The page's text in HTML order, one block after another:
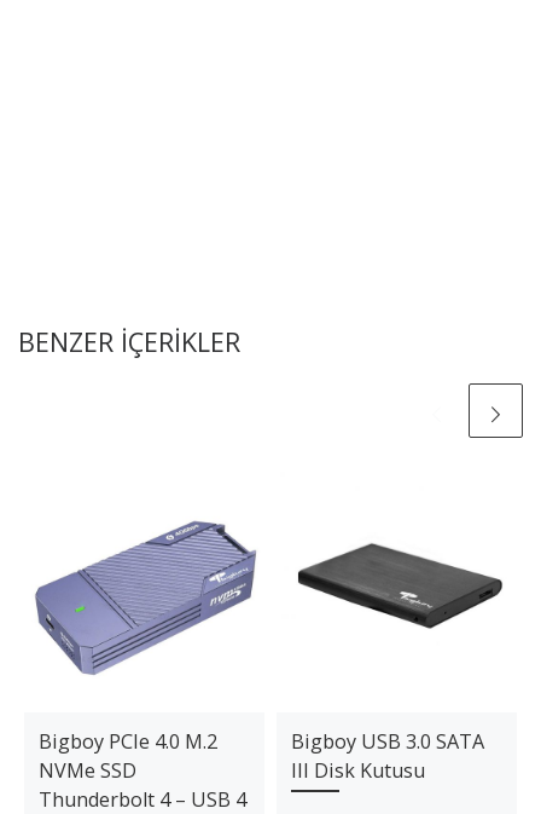
BENZER IÇERIKLER
Bigboy PCIe 4.0 M.2
NVMe SSD
Thunderbolt 4 – USB 4
Bigboy USB 3.0 SATA
III Disk Kutusu